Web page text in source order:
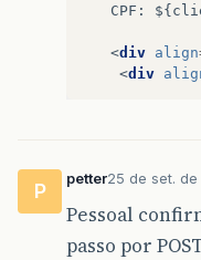
CPF:
<div align
<div
P
petter25 de set.
Pessoal
passo por